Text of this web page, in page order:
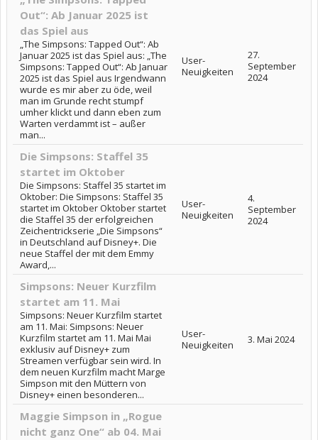
Out“: Ab Januar 2025 ist
das Spiel aus
„The Simpsons: Tapped Out“: Ab
Januar 2025 ist das Spiel aus: „The
Simpsons: Tapped Out“: Ab Januar
2025 ist das Spiel aus Irgendwann
wurde es mir aber zu öde, weil
man im Grunde recht stumpf
umher klickt und dann eben zum
Warten verdammt ist – außer
man...
User-
Neuigkeiten
27.
September
2024
Die Simpsons: Staffel 35
startet im Oktober
Die Simpsons: Staffel 35 startet im
Oktober: Die Simpsons: Staffel 35
startet im Oktober Oktober startet
die Staffel 35 der erfolgreichen
Zeichentrickserie „Die Simpsons“
in Deutschland auf Disney+. Die
neue Staffel der mit dem Emmy
Award,...
User-
Neuigkeiten
4.
September
2024
Simpsons: Neuer Kurzfilm
startet am 11. Mai
Simpsons: Neuer Kurzfilm startet
am 11. Mai: Simpsons: Neuer
Kurzfilm startet am 11. Mai Mai
exklusiv auf Disney+ zum
Streamen verfügbar sein wird. In
dem neuen Kurzfilm macht Marge
Simpson mit den Müttern von
Disney+ einen besonderen...
User-
Neuigkeiten
3. Mai 2024
Maggie Simpson in „Rogue
nicht ganz One“ ab 04. Mai